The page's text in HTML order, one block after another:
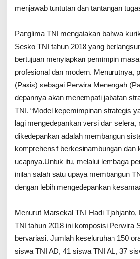
y
N
I
r
,
D
i
d
i
H
e
d
w
a
M
.
.
A
menjawab tuntutan dan tantangan
Panglima TNI mengatakan bahwa
Sesko TNI tahun 2018 yang
bertujuan menyiapkan pemimpin
profesional dan modern. Menurutnya,
(Pasis) sebagai Perwira Menengah
depannya akan menempati jabatan
TNI. “Model kepemimpinan strategis
lagi mengedepankan versi dan selera,
dikedepankan adalah membangun
komprehensif berkesinambungan dan
ucapnya.Untuk itu, melalui lembaga
inilah salah satu upaya membangun
dengan lebih mengedepankan
Menurut Marsekal TNI Hadi
TNI tahun 2018 ini komposisi Perwira
bervariasi. Jumlah keseluruhan 150
siswa TNI AD, 41 siswa TNI AL, 37